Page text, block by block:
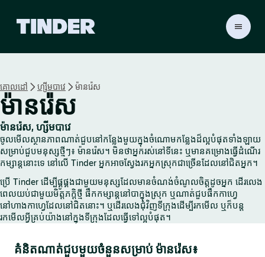
T
e
r
គោលដៅ ហ្សីមបាវេ ម៉ានរ៉េស
ម៉ានរ៉េស
ម៉ានរ៉េស, ហ្សីមបាវេ
ចូលមើលស្ថានភាពណាត់ជួបនៅកន្លែងមួយក្នុងចំណោមកន្លែងដ៏ល្អបំផុតទាំងឡាយ
សម្រាប់ជួបមនុស្សថ្មីៗ៖ ម៉ានរ៉េស។ មិនថាអ្នករស់នៅទីនេះ ឬមានគម្រោងធ្វើដំណើរ
កម្សាន្តនោះទេ នៅលើ Tinder អ្នកអាចស្វែងរកអ្នកស្រុកជាច្រើនដែលនៅជិតអ្នក។
ប្រើ Tinder ដើម្បីផ្គូផ្គងជាមួយមនុស្សដែលមានចំណង់ចំណូលចិត្តដូចអ្នក ដើរលេង
ពេលយប់ជាមួយមិត្តភក្តិថ្មី ផឹកកម្សាន្តនៅបាក្នុងស្រុក ឬណាត់ជួបផឹកកាហ្វេ
នៅហាងកាហ្វេដែលនៅជិតនោះ។ ឬដើរលេងជុំវិញទីក្រុងដើម្បីរកមើល ឬក៏បន្ត
រកមើលអ្វីគ្រប់យ៉ាងនៅក្នុងទីក្រុងដែលធ្វើទៅល្អបំផុត។
គំនិតណាត់ជួបមួយចំនួនសម្រាប់ ម៉ានរ៉េស៖